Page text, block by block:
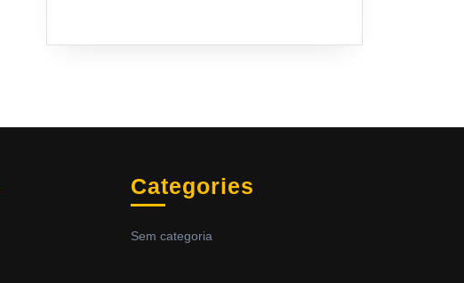
Categories
Sem categoria